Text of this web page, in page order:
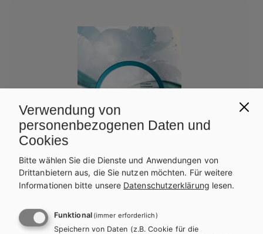
AHS-O BAFEP/BASOP HAK/HAS HLFS/LFS
HTL/FS
Verwendung von
personenbezogenen Daten und
Cookies
Bitte wählen Sie die Dienste und Anwendungen von
Drittanbietern aus, die Sie nutzen möchten. Für weitere
Informationen bitte unsere Datenschutzerklärung lesen.
Funktional (immer erforderlich)
Speichern von Daten (z.B. Cookie für die